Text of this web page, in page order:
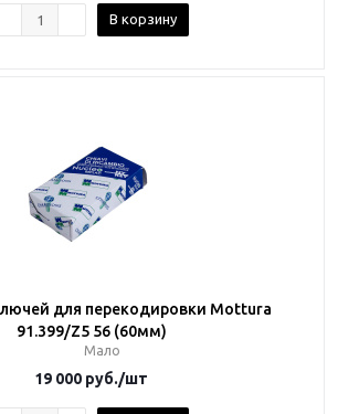
В корзину
для перекодировки Mottura
91.399/Z5 56 (60мм)
Мало
19 000 руб./шт